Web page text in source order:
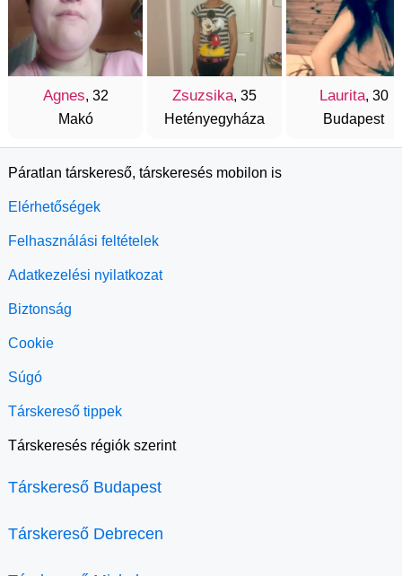
Agnes, 32
Makó
Zsuzsika, 35
Hetényegyháza
Laurita, 30
Budapest
Páratlan társkereső, társkeresés mobilon is
Elérhetőségek
Felhasználási feltételek
Adatkezelési nyilatkozat
Biztonság
Cookie
Súgó
Társkereső tippek
Társkeresés régiók szerint
Társkereső Budapest
Társkereső Debrecen